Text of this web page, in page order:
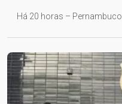
Há 20 horas – Pernambuco